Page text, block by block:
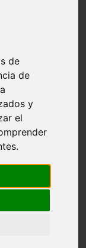
de
de
y
el